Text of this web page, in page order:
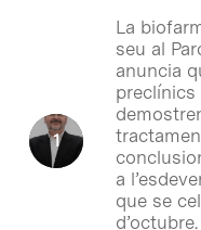
La
seu al
anuncia
preclínics
a
que se